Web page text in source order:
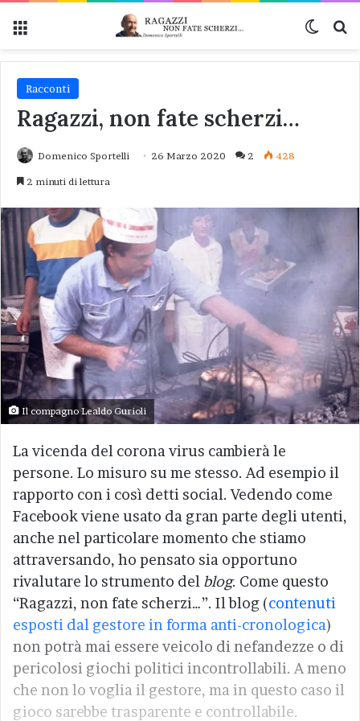
Racconti
Ragazzi, non fate scherzi…
Domenico Sportelli 26 Marzo 2020 2 428
2 minuti di lettura
Il compagno Lealdo Gurioli
La vicenda del corona virus cambierà le
persone. Lo misuro su me stesso. Ad esempio il
rapporto con i così detti social. Vedendo come
Facebook viene usato da gran parte degli utenti,
anche nel particolare momento che stiamo
attraversando, ho pensato sia opportuno
rivalutare lo strumento del blog. Come questo
“Ragazzi, non fate scherzi…”. Il blog (contenuti
esposti dal gestore in forma anti-cronologica)
non potrà mai essere veicolo di nefandezze o di
pericolosi giochi politici incontrollabili. A meno
che non lo voglia il gestore, ma in questo caso il
gioco sarebbe trasparente e controllabile.